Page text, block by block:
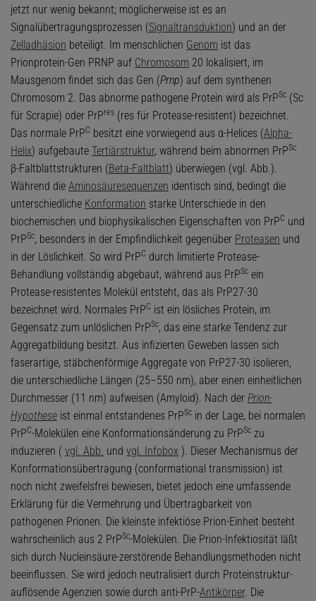
jetzt nur wenig bekannt; möglicherweise ist es an
Signalübertragungsprozessen (Signaltransduktion) und an der
Zelladhäsion beteiligt. Im menschlichen Genom ist das
Prionprotein-Gen PRNP auf Chromosom 20 lokalisiert, im
Mausgenom findet sich das Gen (Prnp) auf dem synthenen
Chromosom 2. Das abnorme pathogene Protein wird als PrPSc (Sc
für Scrapie) oder PrPres (res für Protease-resistent) bezeichnet.
Das normale PrPC besitzt eine vorwiegend aus α-Helices (Alpha-
Helix) aufgebaute Tertiärstruktur, während beim abnormen PrPSc
β-Faltblattstrukturen (Beta-Faltblatt) überwiegen (vgl. Abb.).
Während die Aminosäuresequenzen identisch sind, bedingt die
unterschiedliche Konformation starke Unterschiede in den
biochemischen und biophysikalischen Eigenschaften von PrPC und
PrPSc, besonders in der Empfindlichkeit gegenüber Proteasen und
in der Löslichkeit. So wird PrPC durch limitierte Protease-
Behandlung vollständig abgebaut, während aus PrPSc ein
Protease-resistentes Molekül entsteht, das als PrP27-30
bezeichnet wird. Normales PrPC ist ein lösliches Protein, im
Gegensatz zum unlöslichen PrPSc, das eine starke Tendenz zur
Aggregatbildung besitzt. Aus infizierten Geweben lassen sich
faserartige, stäbchenförmige Aggregate von PrP27-30 isolieren,
die unterschiedliche Längen (25–550 nm), aber einen einheitlichen
Durchmesser (11 nm) aufweisen (Amyloid). Nach der Prion-
Hypothese ist einmal entstandenes PrPSc in der Lage, bei normalen
PrPC-Molekülen eine Konformationsänderung zu PrPSc zu
induzieren ( vgl. Abb. und vgl. Infobox ). Dieser Mechanismus der
Konformationsübertragung (conformational transmission) ist
noch nicht zweifelsfrei bewiesen, bietet jedoch eine umfassende
Erklärung für die Vermehrung und Übertragbarkeit von
pathogenen Prionen. Die kleinste infektiöse Prion-Einheit besteht
wahrscheinlich aus 2 PrPSc-Molekülen. Die Prion-Infektiosität läßt
sich durch Nucleinsäure-zerstörende Behandlungsmethoden nicht
beeinflussen. Sie wird jedoch neutralisiert durch Proteinstruktur-
auflösende Agenzien sowie durch anti-PrP-Antikörper. Die